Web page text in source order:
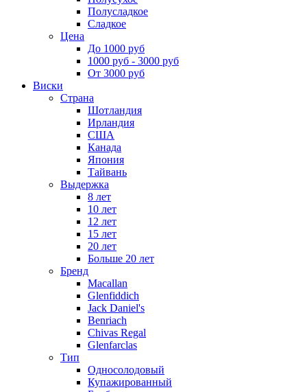
Полусладкое
Сладкое
Цена
До 1000 руб
1000 руб - 3000 руб
От 3000 руб
Виски
Страна
Шотландия
Ирландия
США
Канада
Япония
Тайвань
Выдержка
8 лет
10 лет
12 лет
15 лет
20 лет
Больше 20 лет
Бренд
Macallan
Glenfiddich
Jack Daniel's
Benriach
Chivas Regal
Glenfarclas
Тип
Односолодовый
Купажированный